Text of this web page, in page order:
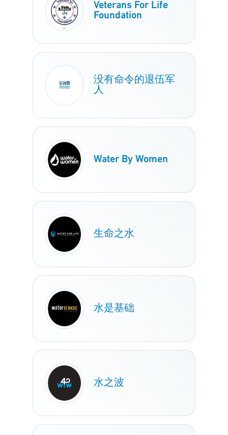
Veterans For Life
Foundation
没有命令的退伍军
人
Water By Women
生命之水
水是基础
水之波